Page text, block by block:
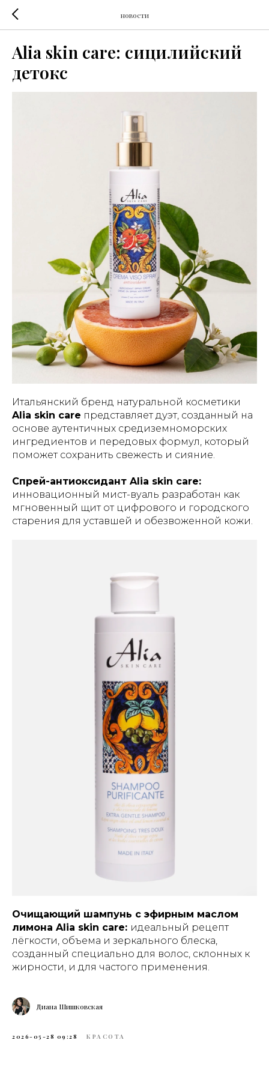
новости
Alia skin care: сицилийский
детокс
Итальянский бренд натуральной косметики
Alia skin care представляет дуэт, созданный на
основе аутентичных средиземноморских
ингредиентов и передовых формул, который
поможет сохранить свежесть и сияние.
Спрей-антиоксидант Alia skin care:
инновационный мист-вуаль разработан как
мгновенный щит от цифрового и городского
старения для уставшей и обезвоженной кожи.
Очищающий шампунь с эфирным маслом
лимона Alia skin care: идеальный рецепт
лёгкости, объема и зеркального блеска,
созданный специально для волос, склонных к
жирности, и для частого применения.
Диана Шишковская
2026-05-28 09:28 КРАСОТА